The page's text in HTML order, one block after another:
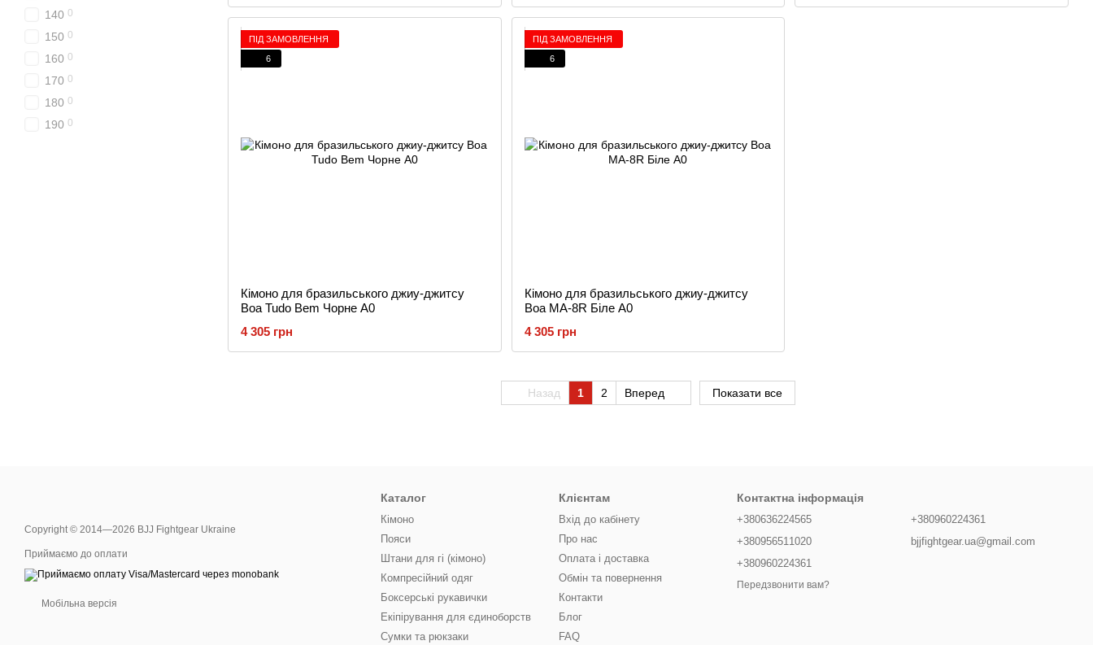
ПІД ЗАМОВЛЕННЯ
6
Кімоно для бразильського джиу-джитсу
Boa Tudo Bem Чорне A0
4 305 грн
ПІД ЗАМОВЛЕННЯ
6
Кімоно для бразильського джиу-джитсу
Boa MA-8R Біле A0
4 305 грн
Назад 1 2 Вперед Показати все
140 0
150 0
160 0
170 0
180 0
190 0
Copyright © 2014—2026 BJJ Fightgear Ukraine
Приймаємо до оплати
Мобільна версія
Каталог
Кімоно
Пояси
Штани для гі (кімоно)
Компресійний одяг
Боксерські рукавички
Екіпірування для єдиноборств
Сумки та рюкзаки
Клієнтам
Вхід до кабінету
Про нас
Оплата і доставка
Обмін та повернення
Контакти
Блог
FAQ
Контактна інформація
+380636224565
+380956511020
+380960224361
Передзвонити вам?
+380960224361
bjjfightgear.ua@gmail.com